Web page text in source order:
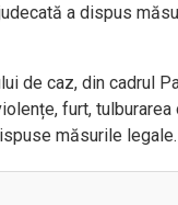
a dispus
de caz, din cadrul
furt,
măsurile legale.